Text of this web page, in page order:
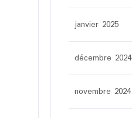
janvier 2025
décembre 2024
novembre 2024